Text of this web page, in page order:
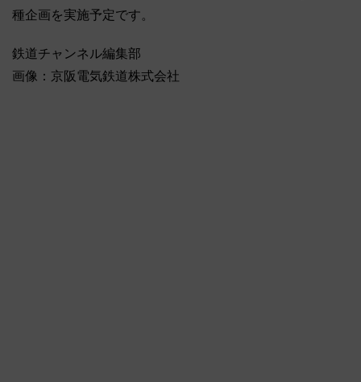
種企画を実施予定です。
鉄道チャンネル編集部
画像：京阪電気鉄道株式会社